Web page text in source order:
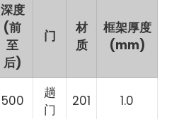
深度
(前
至
后)
门
材
质
框架厚度
(mm)
500
趟
门
201 1.0